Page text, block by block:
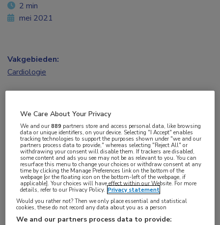
Ziltivekimab resulteerde in een aanzienlijke
afname van ontstekings- en trombosemarkers
die relevant zijn voor atherosclerose. Op basis
van deze gegevens, die gepubliceerd zijn in
2 min
mei 2021
Vakgebieden:
Cardiologie
Atherosclerose
Tags:
IL-6,trombose,ziltivekimab
We Care About Your Privacy
We and our889 partners store and access personal data, like browsing
data or unique identifiers, on your device. Selecting "I Accept" enables
tracking technologies to support the purposes shown under "we and our
partners process data to provide," whereas selecting "Reject All" or
withdrawing your consent will disable them. If trackers are disabled,
some content and ads you see may not be as relevant to you. You can
resurface this menu to change your choices or withdraw consent at any
time by clicking the Manage Preferences link on the bottom of the
webpage [or the floating icon on the bottom-left of the webpage, if
applicable]. Your choices will have effect within our Website. For more
details, refer to our Privacy Policy. Privacy statement
Would you rather not? Then we only place essential and statistical
cookies, these do not record any data about you as a person
We and our partners process data to provide: